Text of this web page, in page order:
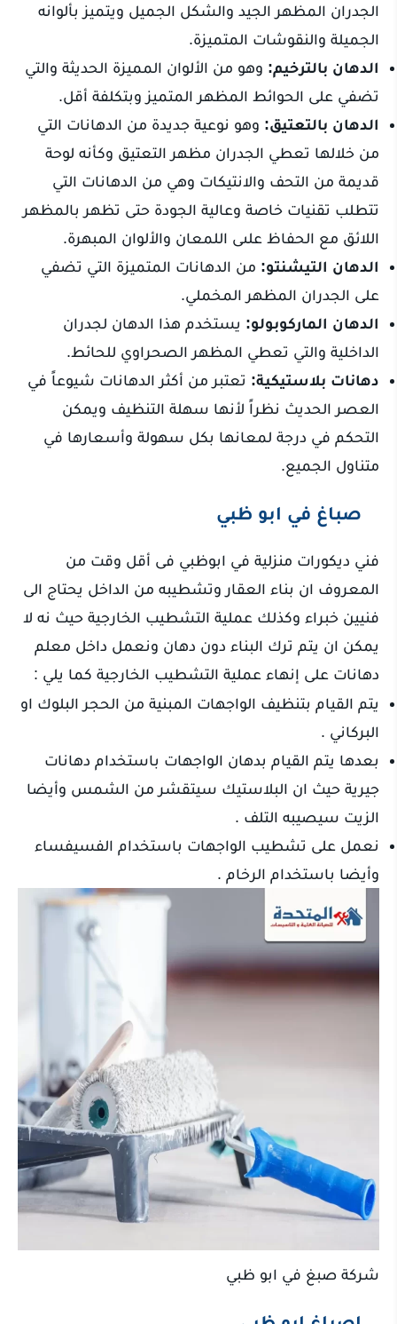
الجدران المظهر الجيد والشكل الجميل ويتميز بألوانه
الجميلة والنقوشات المتميزة.
الدهان بالترخيم: وهو من الألوان المميزة الحديثة والتي
تضفي على الحوائط المظهر المتميز وبتكلفة أقل.
الدهان بالتعتيق: وهو نوعية جديدة من الدهانات التي
من خلالها تعطي الجدران مظهر التعتيق وكأنه لوحة
قديمة من التحف والانتيكات وهي من الدهانات التي
تتطلب تقنيات خاصة وعالية الجودة حتى تظهر بالمظهر
اللائق مع الحفاظ علىى اللمعان والألوان المبهرة.
الدهان التيشنتو: من الدهانات المتميزة التي تضفي
على الجدران المظهر المخملي.
الدهان الماركوبولو: يستخدم هذا الدهان لجدران
الداخلية والتي تعطي المظهر الصحراوي للحائط.
دهانات بلاستيكية: تعتبر من أكثر الدهانات شيوعاً في
العصر الحديث نظراً لأنها سهلة التنظيف ويمكن
التحكم في درجة لمعانها بكل سهولة وأسعارها في
متناول الجميع.
صباغ في ابو ظبي
فني ديكورات منزلية في ابوظبي فى أقل وقت من
المعروف ان بناء العقار وتشطيبه من الداخل يحتاج الى
فنيين خبراء وكذلك عملية التشطيب الخارجية حيث نه لا
يمكن ان يتم ترك البناء دون دهان ونعمل داخل معلم
دهانات على إنهاء عملية التشطيب الخارجية كما يلي :
يتم القيام بتنظيف الواجهات المبنية من الحجر البلوك او
البركاني .
بعدها يتم القيام بدهان الواجهات باستخدام دهانات
جيرية حيث ان البلاستيك سيتقشر من الشمس وأيضا
الزيت سيصيبه التلف .
نعمل على تشطيب الواجهات باستخدام الفسيفساء
وأيضا باستخدام الرخام .
شركة صبغ في ابو ظبي